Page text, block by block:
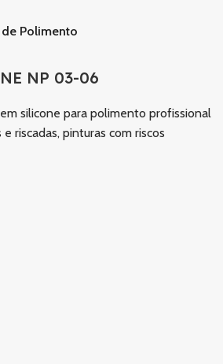
de Polimento
NP 03-06
silicone para polimento profissional
riscadas, pinturas com riscos